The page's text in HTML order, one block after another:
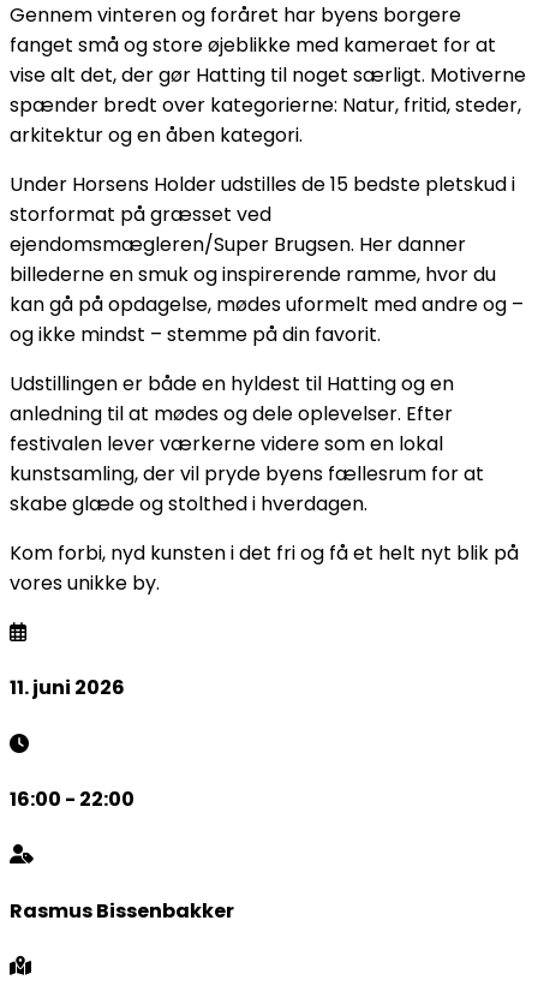
Gennem vinteren og foråret har byens borgere
fanget små og store øjeblikke med kameraet for at
vise alt det, der gør Hatting til noget særligt. Motiverne
spænder bredt over kategorierne: Natur, fritid, steder,
arkitektur og en åben kategori.
Under Horsens Holder udstilles de 15 bedste pletskud i
storformat på græsset ved
ejendomsmægleren/Super Brugsen. Her danner
billederne en smuk og inspirerende ramme, hvor du
kan gå på opdagelse, mødes uformelt med andre og –
og ikke mindst – stemme på din favorit.
Udstillingen er både en hyldest til Hatting og en
anledning til at mødes og dele oplevelser. Efter
festivalen lever værkerne videre som en lokal
kunstsamling, der vil pryde byens fællesrum for at
skabe glæde og stolthed i hverdagen.
Kom forbi, nyd kunsten i det fri og få et helt nyt blik på
vores unikke by.
11. juni 2026
16:00 - 22:00
Rasmus Bissenbakker